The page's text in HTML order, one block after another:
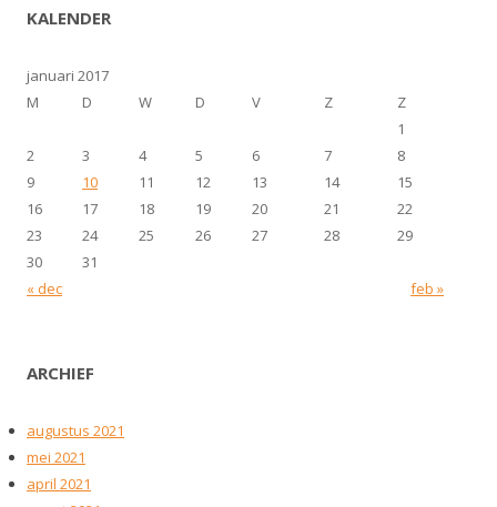
KALENDER
januari 2017
M
D W D V Z Z
« dec feb »
1
2
3 4 5 6 7
8
9
10 11 12 13 14
15
16
17 18 19 20 21
22
23
24 25 26 27 28
29
30
31
ARCHIEF
augustus 2021
mei 2021
april 2021